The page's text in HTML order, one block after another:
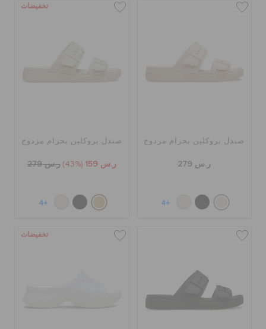
صندل بروكلين بحزام مزدوج
ر.س 279
+4
تخفيضات
صندل بروكلين بحزام مزدوج
ر.س 159 (43%) ر.س 279
+4
تخفيضات